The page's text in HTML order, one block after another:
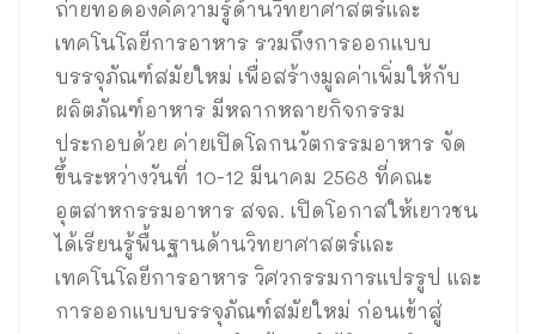
ถ่ายทอดองค์ความรู้ด้านวิทยาศาสตร์และ
เทคโนโลยีการอาหาร รวมถึงการออกแบบ
บรรจุภัณฑ์สมัยใหม่ เพื่อสร้างมูลค่าเพิ่มให้กับ
ผลิตภัณฑ์อาหาร มีหลากหลายกิจกรรม
ประกอบด้วย ค่ายเปิดโลกนวัตกรรมอาหาร จัด
ขึ้นระหว่างวันที่ 10-12 มีนาคม 2568 ที่คณะ
อุตสาหกรรมอาหาร สจล. เปิดโอกาสให้เยาวชน
ได้เรียนรู้พื้นฐานด้านวิทยาศาสตร์และ
เทคโนโลยีการอาหาร วิศวกรรมการแปรรูป และ
การออกแบบบรรจุภัณฑ์สมัยใหม่ ก่อนเข้าสู่